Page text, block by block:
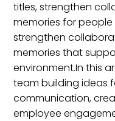
titles, strengthen
memories for
strengthen
memories that
environment.In this
team building ideas
communication,
employee